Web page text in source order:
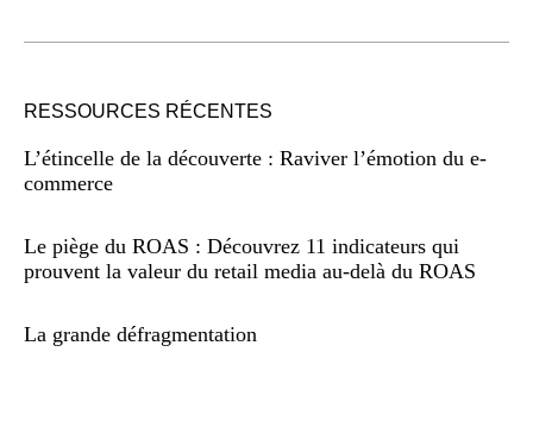
RESSOURCES RÉCENTES
L’étincelle de la découverte : Raviver l’émotion du e-
commerce
Le piège du ROAS : Découvrez 11 indicateurs qui
prouvent la valeur du retail media au-delà du ROAS
La grande défragmentation